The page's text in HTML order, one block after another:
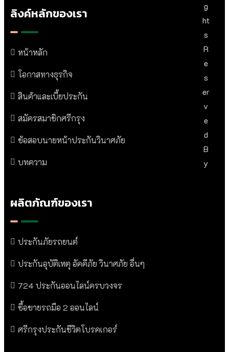
ลิงค์หลักของเรา
หน้าหลัก
โอกาสทางธุรกิจ
สินค้าและเบี้ยประกัน
สมัครสมาชิกศรีกรุง
ข้อสอบนายหน้าประกันวินาศภัย
บทความ
ผลิตภัณฑ์ของเรา
ประกันภัยรถยนต์
ประกันอุบัติเหตุ อัคคีภัย วินาศภัย อื่นๆ
724 ประกันออนไลน์ครบวงจร
ซื้อขายรถมือ 2 ออนไลน์
ศรีกรุงประกันชีวิตโบรคเกอร์
G
Ht
S
R
E
S
Er
V
E
D
B
Y